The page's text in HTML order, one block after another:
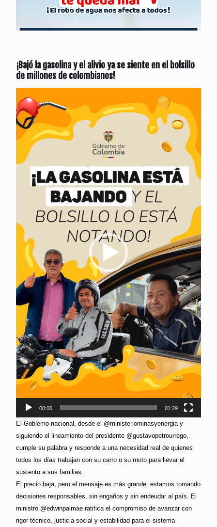
¡Bajó la gasolina y el alivio ya se siente en el bolsillo
de millones de colombianos!
de
vídeo
00:00 01:29
El Gobierno nacional, desde el @ministeriominasyenergia y
siguiendo el lineamiento del presidente @gustavopetrourrego,
cumple su palabra y responde a una necesidad real de quienes
todos los días trabajan con su carro o su moto para llevar el
sustento a sus familias.
El precio baja, pero el mensaje es más grande: estamos tomando
decisiones responsables, sin engaños y sin endeudar al país. El
ministro @edwinpalmae ratifica el compromiso de avanzar con
rigor técnico, justicia social y estabilidad para el sistema